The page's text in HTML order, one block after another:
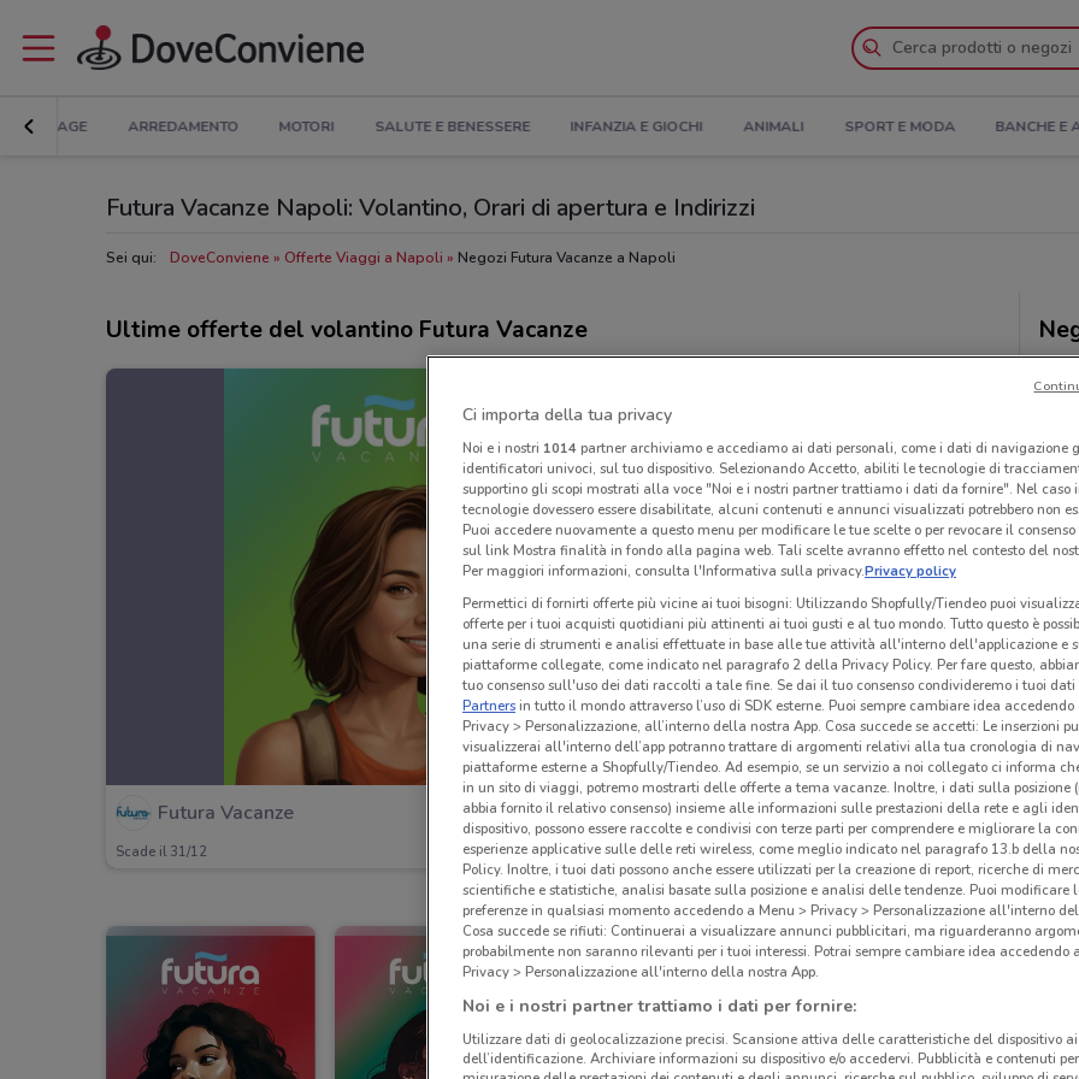
BRICOLAGE ARREDAMENTO MOTORI SALUTE E BENESSERE INFANZIA E GIOCHI ANIMALI SPORT E MODA BANCHE E
Futura Vacanze Napoli: Volantino, Orari di apertura e Indirizzi
Sei qui: DoveConviene Offerte Viaggi a Napoli Negozi Futura Vacanze a Napoli
Ultime offerte del volantino Futura Vacanze
Futura Vacanze
Scade il 31/12 232 m
Ci importa della tua privacy
Noi e i nostri 1014partner archiviamo e accediamo ai dati personali, come i dati di navigazione
identificatori univoci, sul tuo dispositivo. Selezionando Accetto, abiliti le tecnologie di
supportino gli scopi mostrati alla voce "Noi e i nostri partner trattiamo i dati da fornire". Nel caso
tecnologie dovessero essere disabilitate, alcuni contenuti e annunci visualizzati potrebbero non
Puoi accedere nuovamente a questo menu per modificare le tue scelte o per revocare il
sul link Mostra finalità in fondo alla pagina web. Tali scelte avranno effetto nel contesto del
Per maggiori informazioni, consulta l'Informativa sulla privacy.Privacy policy
Permettici di fornirti offerte più vicine ai tuoi bisogni: Utilizzando Shopfully/Tiendeo puoi
offerte per i tuoi acquisti quotidiani più attinenti ai tuoi gusti e al tuo mondo. Tutto questo è
una serie di strumenti e analisi effettuate in base alle tue attività all'interno dell'applicazione e
piattaforme collegate, come indicato nel paragrafo 2 della Privacy Policy. Per fare questo,
tuo consenso sull'uso dei dati raccolti a tale fine. Se dai il tuo consenso condivideremo i tuoi dati
Partnersin tutto il mondo attraverso l’uso di SDK esterne. Puoi sempre cambiare idea accedendo
Privacy > Personalizzazione, all’interno della nostra App. Cosa succede se accetti: Le inserzioni
visualizzerai all'interno dell’app potranno trattare di argomenti relativi alla tua cronologia di
piattaforme esterne a Shopfully/Tiendeo. Ad esempio, se un servizio a noi collegato ci informa
in un sito di viaggi, potremo mostrarti delle offerte a tema vacanze. Inoltre, i dati sulla posizione
abbia fornito il relativo consenso) insieme alle informazioni sulle prestazioni della rete e agli
dispositivo, possono essere raccolte e condivisi con terze parti per comprendere e migliorare la
esperienze applicative sulle delle reti wireless, come meglio indicato nel paragrafo 13.b della
Policy. Inoltre, i tuoi dati possono anche essere utilizzati per la creazione di report, ricerche di
scientifiche e statistiche, analisi basate sulla posizione e analisi delle tendenze. Puoi modificare
preferenze in qualsiasi momento accedendo a Menu > Privacy > Personalizzazione all'interno
Cosa succede se rifiuti: Continuerai a visualizzare annunci pubblicitari, ma riguarderanno
probabilmente non saranno rilevanti per i tuoi interessi. Potrai sempre cambiare idea accedendo
Privacy > Personalizzazione all'interno della nostra App.
Noi e i nostri partner trattiamo i dati per fornire:
Utilizzare dati di geolocalizzazione precisi. Scansione attiva delle caratteristiche del dispositivo
dell’identificazione. Archiviare informazioni su dispositivo e/o accedervi. Pubblicità e contenuti